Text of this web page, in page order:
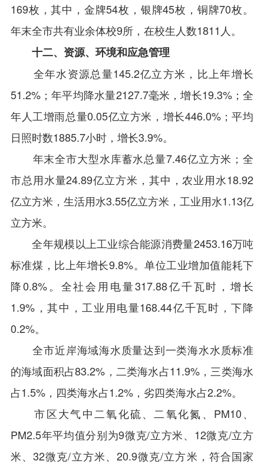
169枚，其中，金牌54枚，银牌45枚，铜牌70枚。
年末全市共有业余体校9所，在校生人数1811人。
十二、资源、环境和应急管理
全年水资源总量145.2亿立方米，比上年增长
51.2%；年平均降水量2127.7毫米，增长19.3%；全
年人工增雨总量0.05亿立方米，增长446.0%；平均
日照时数1885.7小时，增长3.9%。
年末全市大型水库蓄水总量7.46亿立方米；全
市总用水量24.89亿立方米，其中，农业用水18.92
亿立方米，生活用水3.55亿立方米，工业用水1.13亿
立方米。
全年规模以上工业综合能源消费量2453.16万吨
标准煤，比上年增长9.8%。单位工业增加值能耗下
降0.8%。全社会用电量317.88亿千瓦时，增长
1.9%，其中，工业用电量168.44亿千瓦时，下降
0.2%。
全市近岸海域海水质量达到一类海水水质标准
的海域面积占83.2%，二类海水占11.9%，三类海水
占1.5%，四类海水占1.2%，劣四类海水占2.2%。
市区大气中二氧化硫、二氧化氮、PM10、
PM2.5年平均值分别为9微克/立方米、12微克/立方
米、32微克/立方米、20.9微克/立方米，符合国家